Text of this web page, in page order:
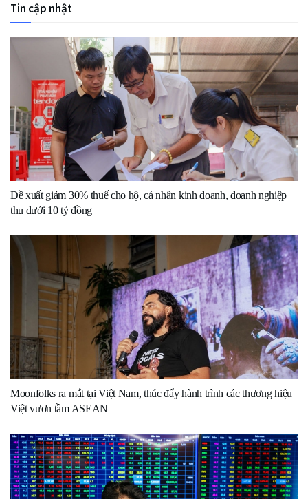
Tin cập nhật
Đề xuất giảm 30% thuế cho hộ, cá nhân kinh doanh, doanh nghiệp
thu dưới 10 tỷ đồng
Moonfolks ra mắt tại Việt Nam, thúc đẩy hành trình các thương hiệu
Việt vươn tầm ASEAN